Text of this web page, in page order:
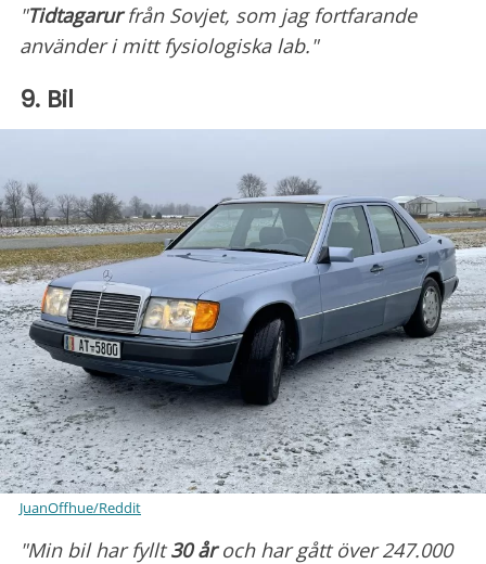
"Tidtagarurfrån Sovjet, som jag fortfarande
använder i mitt fysiologiska lab."
9. Bil
JuanOffhue/Reddit
"Min bil har fyllt30 åroch har gått över 247.000